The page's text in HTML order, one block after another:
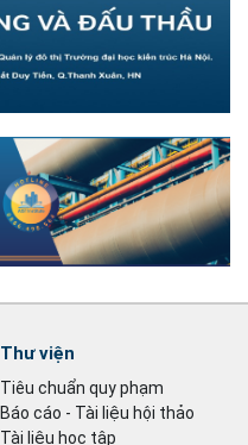
Thư viện
Tiêu chuẩn quy phạm
Báo cáo - Tài liệu hội thảo
Tài liệu học tập